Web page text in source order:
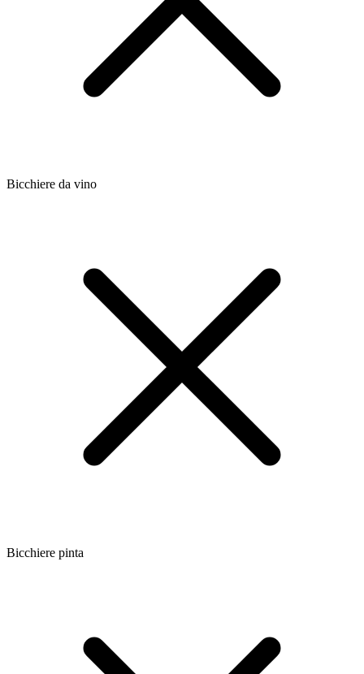
Bicchiere da vino
Bicchiere pinta